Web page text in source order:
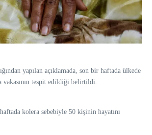
yapılan açıklamada, son bir haftada ülkede
tespit edildiği belirtildi.
kolera sebebiyle 50 kişinin hayatını